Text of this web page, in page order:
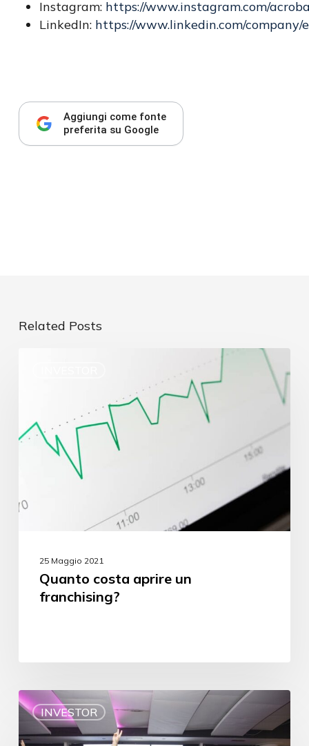
Instagram: https://www.instagram.com/
LinkedIn: https://www.linkedin.com/
Aggiungi come fonte
preferita su Google
Related Posts
25 Maggio 2021
Quanto costa aprire un
franchising?
INVESTOR